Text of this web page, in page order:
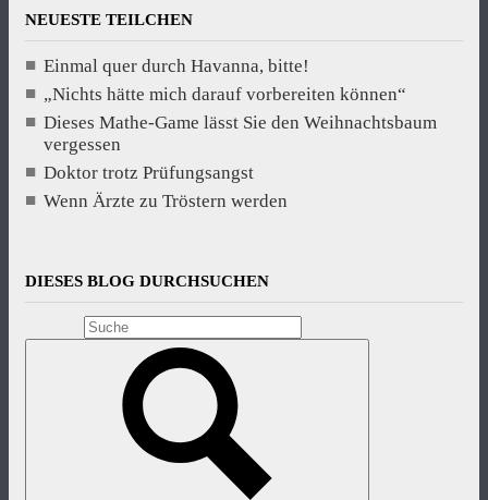
NEUESTE TEILCHEN
Einmal quer durch Havanna, bitte!
„Nichts hätte mich darauf vorbereiten können“
Dieses Mathe-Game lässt Sie den Weihnachtsbaum
vergessen
Doktor trotz Prüfungsangst
Wenn Ärzte zu Tröstern werden
DIESES BLOG DURCHSUCHEN